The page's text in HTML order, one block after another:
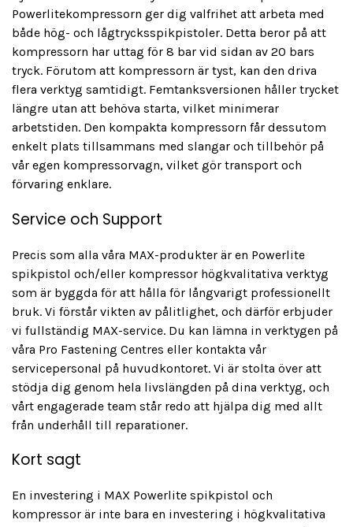
Powerlitekompressorn ger dig valfrihet att arbeta med
både hög- och lågtrycksspikpistoler. Detta beror på att
kompressorn har uttag för 8 bar vid sidan av 20 bars
tryck. Förutom att kompressorn är tyst, kan den driva
flera verktyg samtidigt. Femtanksversionen håller trycket
längre utan att behöva starta, vilket minimerar
arbetstiden. Den kompakta kompressorn får dessutom
enkelt plats tillsammans med slangar och tillbehör på
vår egen kompressorvagn, vilket gör transport och
förvaring enklare.
Service och Support
Precis som alla våra MAX-produkter är en Powerlite
spikpistol och/eller kompressor högkvalitativa verktyg
som är byggda för att hålla för långvarigt professionellt
bruk. Vi förstår vikten av pålitlighet, och därför erbjuder
vi fullständig MAX-service. Du kan lämna in verktygen på
våra Pro Fastening Centres eller kontakta vår
servicepersonal på huvudkontoret. Vi är stolta över att
stödja dig genom hela livslängden på dina verktyg, och
vårt engagerade team står redo att hjälpa dig med allt
från underhåll till reparationer.
Kort sagt
En investering i MAX Powerlite spikpistol och
kompressor är inte bara en investering i högkvalitativa